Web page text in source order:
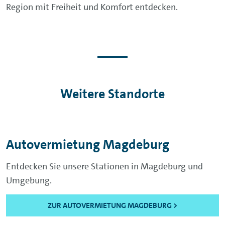
Region mit Freiheit und Komfort entdecken.
Weitere Standorte
Autovermietung Magdeburg
Entdecken Sie unsere Stationen in Magdeburg und
Umgebung.
ZUR AUTOVERMIETUNG MAGDEBURG >